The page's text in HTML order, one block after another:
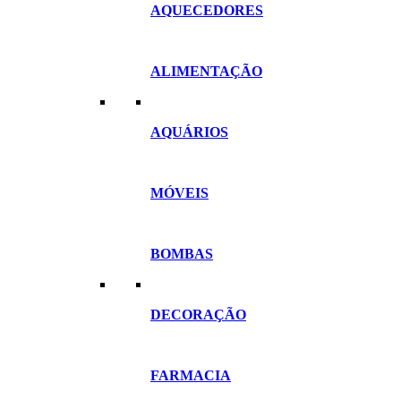
AQUECEDORES
ALIMENTAÇÃO
AQUÁRIOS
MÓVEIS
BOMBAS
DECORAÇÃO
FARMACIA